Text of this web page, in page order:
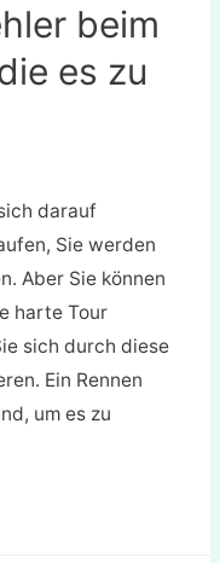
beim
es zu
darauf
Sie werden
Aber Sie können
harte Tour
sich durch diese
Ein Rennen
um es zu